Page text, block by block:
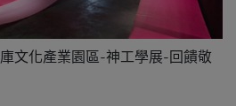
文化產業園區-神工學展-回饋敬